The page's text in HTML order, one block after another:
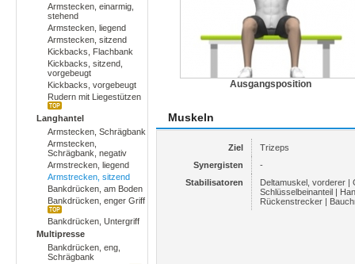
Armstecken, einarmig,
stehend
Armstecken, liegend
Armstecken, sitzend
Kickbacks, Flachbank
Kickbacks, sitzend,
vorgebeugt
Kickbacks, vorgebeugt
Rudern mit Liegestützen
Langhantel
Armstecken, Schrägbank
Armstecken,
Schrägbank, negativ
Armstrecken, liegend
Armstrecken, sitzend
Bankdrücken, am Boden
Bankdrücken, enger Griff
Bankdrücken, Untergriff
Multipresse
Bankdrücken, eng,
Schrägbank
Ausgangsposition
Muskeln
Ziel
Trizeps
Synergisten
-
Stabilisatoren
Deltamuskel, vorderer |
Schlüsselbeinanteil |
Rückenstrecker |